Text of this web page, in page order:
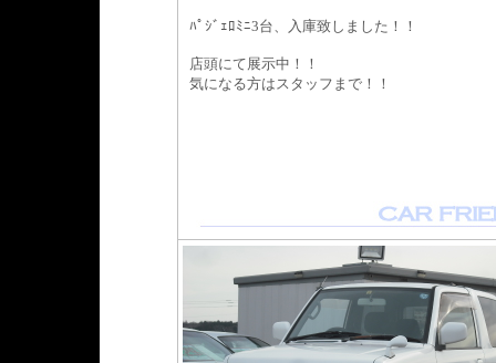
ﾊﾟｼﾞｪﾛﾐﾆ3台、入庫致しました！！
店頭にて展示中！！
気になる方はスタッフまで！！